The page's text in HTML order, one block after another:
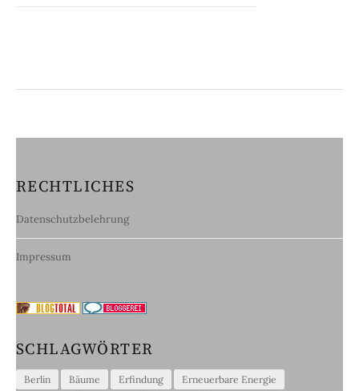
RECHTLICHES
Datenschutzbelehrung
Impressum
SCHLAGWÖRTER
Berlin Bäume Erfindung
Erneuerbare Energie